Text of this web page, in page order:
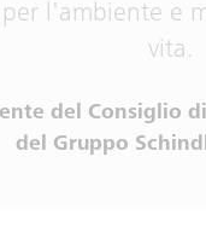
l'ambiente e
vita.
del Consiglio
del Gruppo